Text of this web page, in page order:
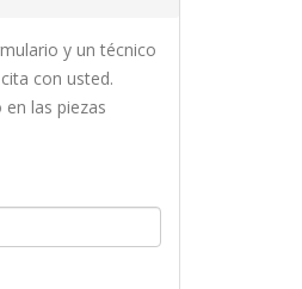
y un técnico
con usted.
en las piezas